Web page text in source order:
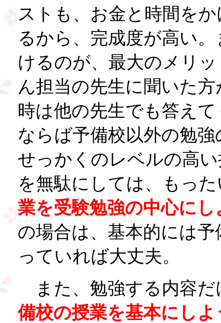
ストも、お金と時間を
るから、完成度が高い
けるのが、最大のメリ
ん担当の先生に聞いた
時は他の先生でも答え
ならば予備校以外の勉
せっかくのレベルの高
を無駄にしては、もっ
業を受験勉強の中心にし
の場合は、基本的には
っていれば大丈夫。
また、勉強する内容だ
備校の授業を基本にしよ